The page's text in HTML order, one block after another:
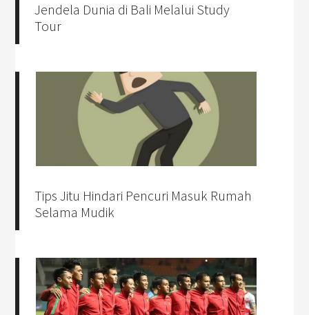
Jendela Dunia di Bali Melalui Study
Tour
Tips Jitu Hindari Pencuri Masuk Rumah
Selama Mudik